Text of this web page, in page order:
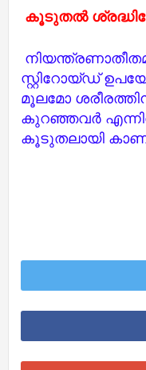
കൂടുതൽ
സ്റ്റിറോയ്ഡ്
മൂലമോ
കുറഞ്ഞവർ
കൂടുതലായി